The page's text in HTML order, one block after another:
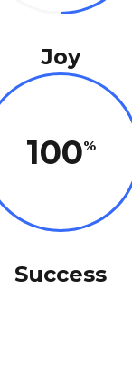
Joy
100
Success